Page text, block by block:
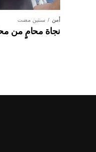
أمن سنتين مضت
نجاة محامٍ من